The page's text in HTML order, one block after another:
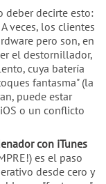
deber decirte esto:
veces, los clientes
pero son, en
el destornillador,
cuya batería
fantasma" (la
puede estar
o un conflicto
con iTunes
es el paso
desde cero y